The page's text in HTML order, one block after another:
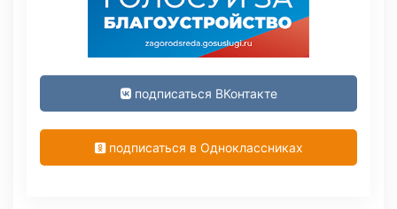
подписаться ВКонтакте
подписаться в Одноклассниках